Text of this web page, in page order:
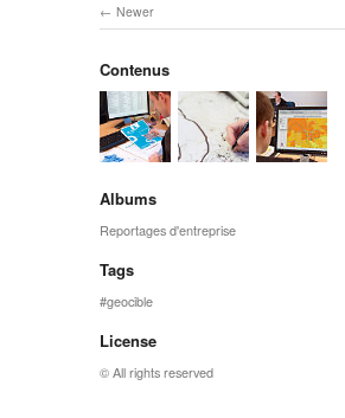
Newer
Contenus
Albums
Reportages d'entreprise
Tags
geocible
License
© All rights reserved